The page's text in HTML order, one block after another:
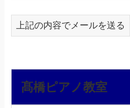
上記の内容でメールを送る
髙橋ピアノ教室